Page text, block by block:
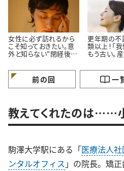
女性に必ず訪れるから
こそ知っておきたい。意
外と知らない"閉経後の
更年期の不
類以上！「
もう古い。
との付き合
前の回 一
教えてくれたのは……
駒澤大学駅にある「医療法人
ンタルオフィス 」の院長。矯